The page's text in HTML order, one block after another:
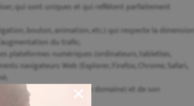
qui sont uniques et qui reflètent parfaitement
bouton, animation, etc.) qui respecte la dimension
du trafic;
plateformes numériques (ordinateurs, tablettes,
navigateurs Web (Explorer, Firefox, Chrome, Safari,
la gestion du nom de domaine) et de son